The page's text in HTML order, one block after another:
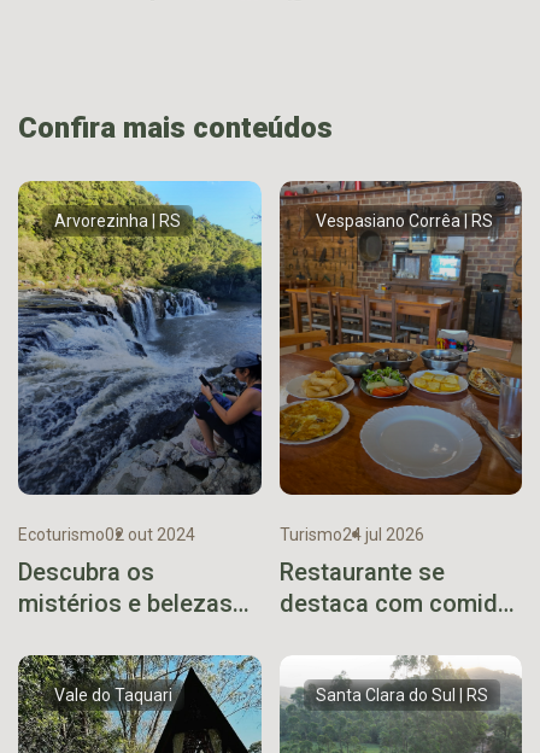
Confira mais conteúdos
Arvorezinha | RS
Ecoturismo02 out 2024
Descubra os
mistérios e belezas
Vespasiano Corrêa | RS
Turismo24 jul 2026
Restaurante se
destaca com comida
do Viaduto 13
Vale do Taquari Santa Clara do Sul | RS